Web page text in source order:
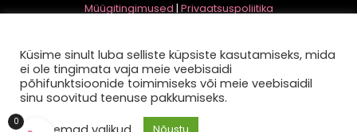
Müügitingimused | Privaatsuspoliitika
Küsime sinult luba selliste küpsiste kasutamiseks, mida
ei ole tingimata vaja meie veebisaidi
põhifunktsioonide toimimiseks või meie veebisaidil
sinu soovitud teenuse pakkumiseks.
0